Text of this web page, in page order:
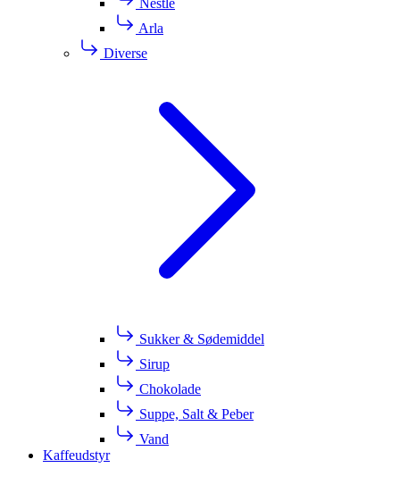
Nestlé
Arla
Diverse
Sukker & Sødemiddel
Sirup
Chokolade
Suppe, Salt & Peber
Vand
Kaffeudstyr